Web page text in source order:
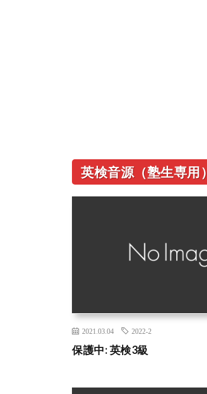
英検音源（塾生専用）
2021.03.04 2022-2
保護中: 英検3級